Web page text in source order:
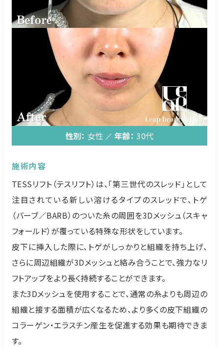
性別： 女性 年齢： 30代
施術内容
TESSリフト（テスリフト）は、「第三世代のスレッド」として
注目されている新しい溶けるタイプのスレッドで、トゲ
（バーブ／BARB）のついた糸の周囲を3Dメッシュ（スキャ
フォールド）が覆っている特殊な形状をしています。
皮下に挿入した際に、トゲがしっかりと組織を持ち上げ、
さらに周辺組織が3Dメッシュと絡み合うことで、強力なリ
フトアップをより長く持続することができます。
また3Dメッシュを使用することで、通常の糸よりも周辺の
組織と接する面積が広くなるため、より多くの皮下組織の
コラーゲン・エラスチン産生を促進する効果も期待できま
す。